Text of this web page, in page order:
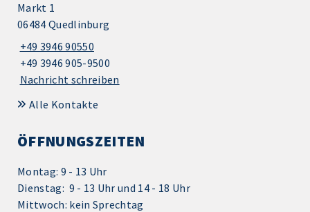
Markt 1
06484 Quedlinburg
+49 3946 90550
+49 3946 905-9500
Nachricht schreiben
Alle Kontakte
ÖFFNUNGSZEITEN
Montag: 9 - 13 Uhr
Dienstag: 9 - 13 Uhr und 14 - 18 Uhr
Mittwoch: kein Sprechtag